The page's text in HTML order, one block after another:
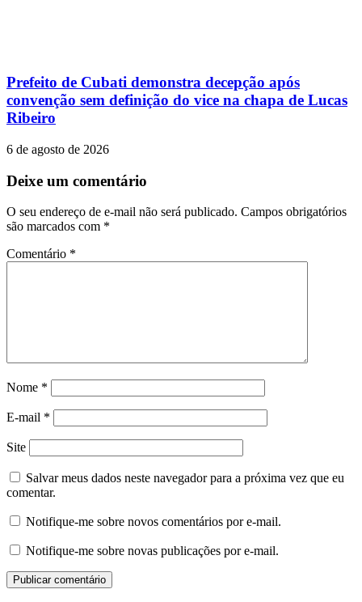
Prefeito de Cubati demonstra decepção após
convenção sem definição do vice na chapa de Lucas
Ribeiro
6 de agosto de 2026
Deixe um comentário
O seu endereço de e-mail não será publicado. Campos obrigatórios
são marcados com *
Comentário *
Nome *
E-mail *
Site
Salvar meus dados neste navegador para a próxima vez que eu
comentar.
Notifique-me sobre novos comentários por e-mail.
Notifique-me sobre novas publicações por e-mail.